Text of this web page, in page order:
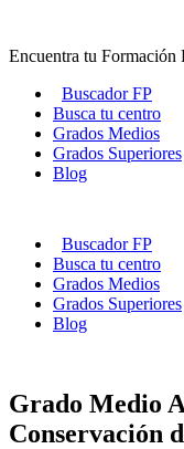
contenido
Encuentra tu Formación
Buscador FP
Busca tu centro
Grados Medios
Grados Superiores
Blog
Buscador FP
Busca tu centro
Grados Medios
Grados Superiores
Blog
Grado Medio
Conservación